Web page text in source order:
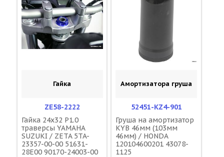
Гайка
ZE58-2222
Гайка 24x32 P1.0
траверсы YAMAHA
SUZUKI / ZETA 5TA-
23357-00-00 51631-
28E00 90170-24003-00
Амортизатора груша
52451-KZ4-901
Груша на амортизатор
KYB 46мм (103мм
46мм) / HONDA
120104600201 43078-
1125